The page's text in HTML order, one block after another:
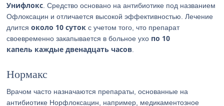
Унифлокс . Средство основано на антибиотике под названием
Офлоксацин и отличается высокой эффективностью. Лечение
длитсяоколо 10 суток с учетом того, что препарат
своевременно закапывается в больное ухо по 10
капель каждые двенадцать часов
Нормакс
Врачом часто назначаются препараты, основанные на
антибиотике Норфлоксацин, например, медикаментозное